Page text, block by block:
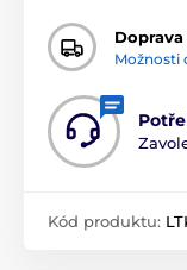
Možnosti
Kód produktu: